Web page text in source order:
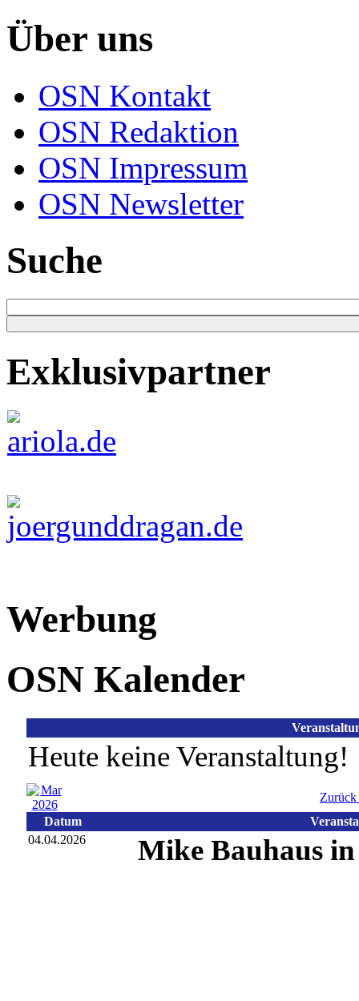
Über uns
OSN Kontakt
OSN Redaktion
OSN Impressum
OSN Newsletter
Suche
Exklusivpartner
Werbung
OSN Kalender
Heute keine Veranstaltung!
Zurück
Datum
04.04.2026
Mike Bauhaus